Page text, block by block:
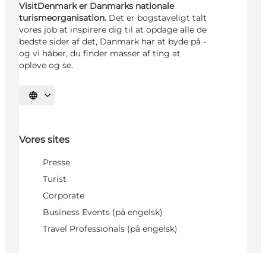
VisitDenmark er Danmarks nationale
turismeorganisation. Det er bogstaveligt talt
vores job at inspirere dig til at opdage alle de
bedste sider af det, Danmark har at byde på -
og vi håber, du finder masser af ting at
opleve og se.
Vælg sprog
Vores sites
Presse
Turist
Corporate
Business Events (på engelsk)
Travel Professionals (på engelsk)